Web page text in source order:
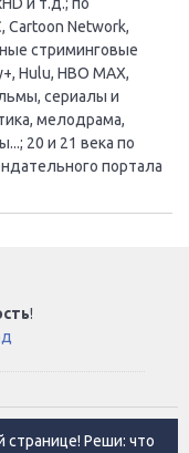
Cartoon Network,
стриминговые
Hulu, HBO MAX,
сериалы и
мелодрама,
20 и 21 века по
портала
!
странице! Реши: что